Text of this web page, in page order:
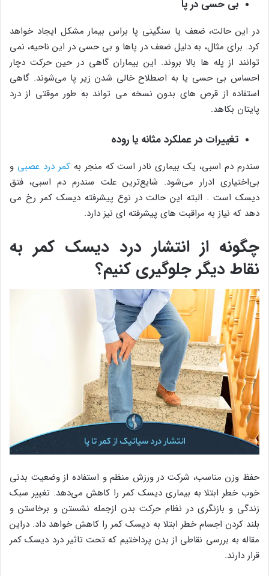
بی حسی در پا
در این حالت، ضعف یا سنگینی پا براس بیمار مشکل ایجاد خواهد
کرد. برای مثال، به دلیل ضعف در پاها و بی حسی در این ناحیه، نمی
توانند از پله ها بالا بروند. این بیماران گاهی در حین حرکت دچار
احساس بی حسی یا به اصطلاح خالی شدن زیر پا می‌شوند. گاهی
استفاده از قرص های بدون نسخه می تواند به طور موقتی از درد
پایتان بکاهد.
تغییرات در عملکرد مثانه یا روده
سندرم دم اسبی، یک بیماری نادر است که منجر بهکمر درد عصبی و
بی‌اختیاری ادرار می‌شود. شایع‌ترین علت سندرم دم اسبی، فتق
دیسک است . البته این حالت در نوع پیشرفته دیسک کمر رخ می
دهد که نیاز به مراقبت های پیشرفته ای نیز دارد.
چگونه از انتشار درد دیسک کمر به
نقاط دیگر جلوگیری کنیم؟
حفظ وزن مناسب، شرکت در ورزش منظم و استفاده از وضعیت بدنی
خوب خطر ابتلا به بیماری دیسک کمر را کاهش می‌دهد. تغییر سبک
زندگی و بازنگری در نظام حرکت بدن ازجمله نشستن و برخاستن و
بلند کردن اجسام خطر ابتلا به دیسک کمر را کاهش خواهد داد. دراین
مقاله به بررسی نقاطی از بدن پرداختیم که تحت تاثیر درد دیسک کمر
قرار دارند.